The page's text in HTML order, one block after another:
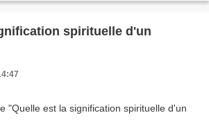
spirituelle d'un